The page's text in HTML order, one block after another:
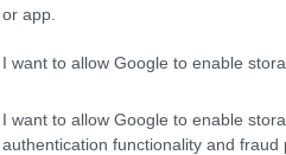
or app.
I want to allow Google to enable
I want to allow Google to enable
authentication functionality and
között legyen a Google-